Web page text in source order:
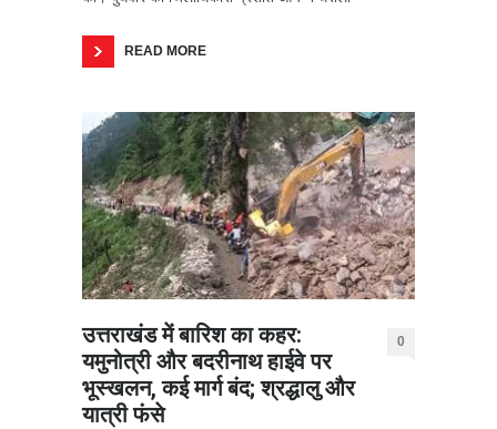
READ MORE
उत्तराखंड में बारिश का कहर:
यमुनोत्री और बदरीनाथ हाईवे पर
भूस्खलन, कई मार्ग बंद; श्रद्धालु और
यात्री फंसे
0